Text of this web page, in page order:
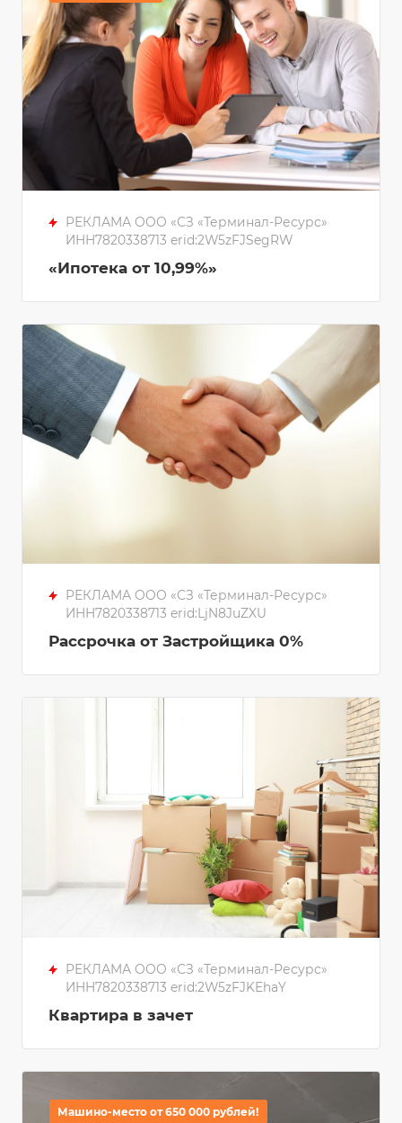
РЕКЛАМА ООО «СЗ «Терминал-Ресурс»
ИНН7820338713 erid:2W5zFJSegRW
«Ипотека от 10,99%»
РЕКЛАМА ООО «СЗ «Терминал-Ресурс»
ИНН7820338713 erid:LjN8JuZXU
Рассрочка от Застройщика 0%
РЕКЛАМА ООО «СЗ «Терминал-Ресурс»
ИНН7820338713 erid:2W5zFJKEhaY
Квартира в зачет
Машино-место от 650 000 рублей!